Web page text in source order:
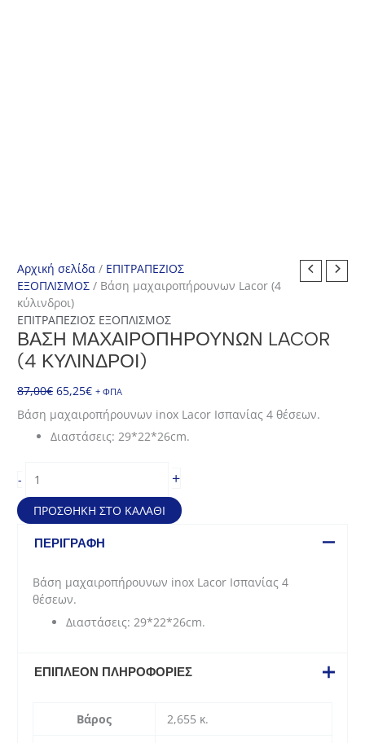
Αρχική σελίδα / ΕΠΙΤΡΑΠΕΖΙΟΣ
ΕΞΟΠΛΙΣΜΟΣ / Βάση μαχαιροπήρουνων Lacor (4
κύλινδροι)
ΕΠΙΤΡΑΠΕΖΙΟΣ ΕΞΟΠΛΙΣΜΟΣ
ΒΆΣΗ ΜΑΧΑΙΡΟΠΉΡΟΥΝΩΝ LACOR
(4 ΚΎΛΙΝΔΡΟΙ)
87,00€ Original
was:
87,00€.
65,25€Η
τρέχουσα
τιμή
είναι:
+ ΦΠΑ
Βάση μαχαιροπήρουνων inox Lacor Ισπανίας 4 θέσεων.
Διαστάσεις: 29*22*26cm.
-
μαχαιροπήρουνων
Lacor
(4
κύλινδροι)
+
ΠΡΟΣΘΉΚΗ ΣΤΟ ΚΑΛΆΘΙ
ΠΕΡΙΓΡΑΦΉ
Βάση μαχαιροπήρουνων inox Lacor Ισπανίας 4
θέσεων.
Διαστάσεις: 29*22*26cm.
ΕΠΙΠΛΈΟΝ ΠΛΗΡΟΦΟΡΊΕΣ
Βάρος 2,655 κ.